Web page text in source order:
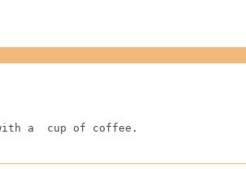
a  cup of coffee.